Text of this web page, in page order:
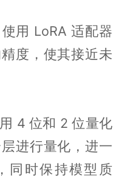
用 LoRA 适配器
度，使其接近未
4 位和 2 位量化
进行量化，进一
同时保持模型质